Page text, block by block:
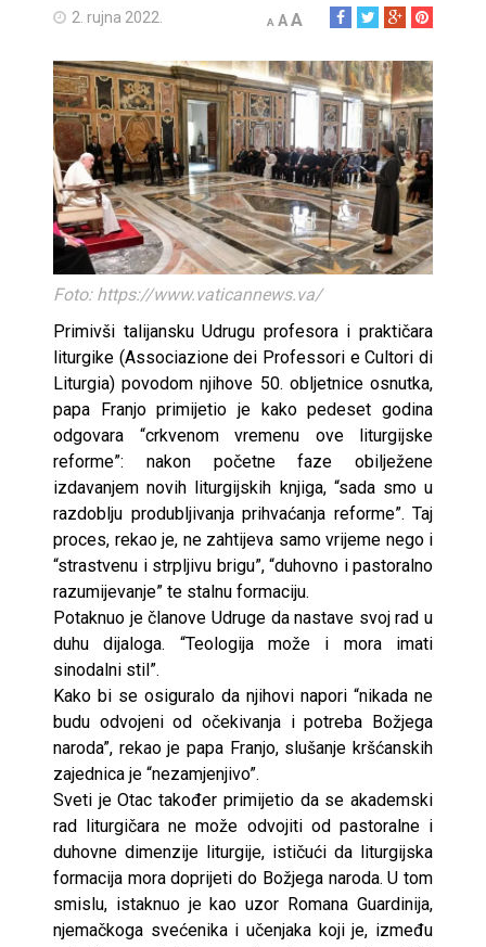
2. rujna 2022. A AA
Foto: https://www.vaticannews.va/
Primivši talijansku Udrugu profesora i praktičara
liturgike (Associazione dei Professori e Cultori di
Liturgia) povodom njihove 50. obljetnice osnutka,
papa Franjo primijetio je kako pedeset godina
odgovara “crkvenom vremenu ove liturgijske
reforme”: nakon početne faze obilježene
izdavanjem novih liturgijskih knjiga, “sada smo u
razdoblju produbljivanja prihvaćanja reforme”. Taj
proces, rekao je, ne zahtijeva samo vrijeme nego i
“strastvenu i strpljivu brigu”, “duhovno i pastoralno
razumijevanje” te stalnu formaciju.
Potaknuo je članove Udruge da nastave svoj rad u
duhu dijaloga. “Teologija može i mora imati
sinodalni stil”.
Kako bi se osiguralo da njihovi napori “nikada ne
budu odvojeni od očekivanja i potreba Božjega
naroda”, rekao je papa Franjo, slušanje kršćanskih
zajednica je “nezamjenjivo”.
Sveti je Otac također primijetio da se akademski
rad liturgičara ne može odvojiti od pastoralne i
duhovne dimenzije liturgije, ističući da liturgijska
formacija mora doprijeti do Božjega naroda. U tom
smislu, istaknuo je kao uzor Romana Guardinija,
njemačkoga svećenika i učenjaka koji je, između